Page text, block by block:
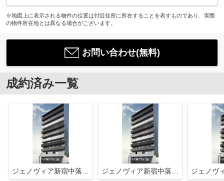
※地図上に表示される物件の位置は付近住所に所在することを表すものであり、実際
の物件所在地とは異なる場合がございます。
お問い合わせ(無料)
成約済み一覧
ジェノヴィア新宿中落合スカイガーデン ジェノヴィア新宿中落合スカイガーデン